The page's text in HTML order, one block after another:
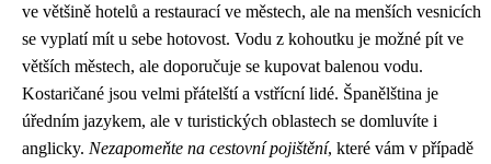
ve většině hotelů a restaurací ve městech, ale na menších vesnicích
se vyplatí mít u sebe hotovost. Vodu z kohoutku je možné pít ve
větších městech, ale doporučuje se kupovat balenou vodu.
Kostaričané jsou velmi přátelští a vstřícní lidé. Španělština je
úředním jazykem, ale v turistických oblastech se domluvíte i
anglicky. Nezapomeňte na cestovní pojištění, které vám v případě